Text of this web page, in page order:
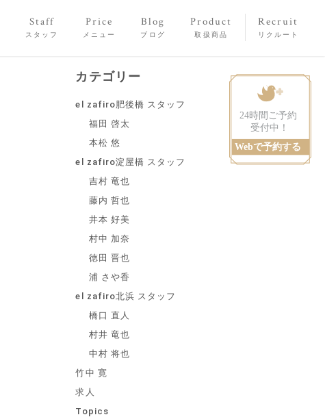
Staff
スタッフ
Price
メニュー
Blog
ブログ
Product
取扱商品
Recruit
リクルート
カテゴリー
el zafiro肥後橋 スタッフ
福田 啓太
本松 悠
el zafiro淀屋橋 スタッフ
吉村 竜也
藤内 哲也
井本 好美
村中 加奈
徳田 晋也
浦 さや香
el zafiro北浜 スタッフ
橋口 直人
村井 竜也
中村 将也
竹中 寛
求人
Topics